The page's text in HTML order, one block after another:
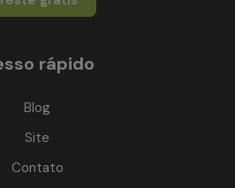
rápido
Blog
Site
Contato